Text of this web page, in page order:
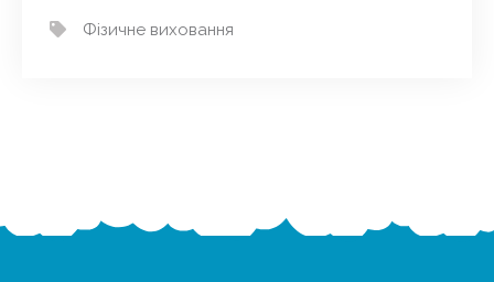
Фізичне виховання